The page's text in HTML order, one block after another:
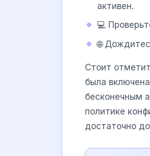
активен.
💻
🌐
Стоит
была
бесконечным
политике
достаточно